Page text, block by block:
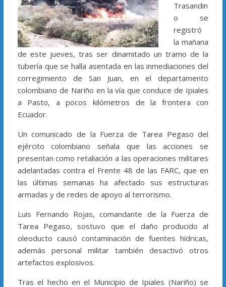
Trasandin
o se
registró
la mañana
de este jueves, tras ser dinamitado un tramo de la
tubería que se halla asentada en las inmediaciones del
corregimiento de San Juan, en el departamento
colombiano de Nariño en la vía que conduce de Ipiales
a Pasto, a pocos kilómetros de la frontera con
Ecuador.
Un comunicado de la Fuerza de Tarea Pegaso del
ejército colombiano señala que las acciones se
presentan como retaliación a las operaciones militares
adelantadas contra el Frente 48 de las FARC, que en
las últimas semanas ha afectado sus estructuras
armadas y de redes de apoyo al terrorismo.
Luis Fernando Rojas, comandante de la Fuerza de
Tarea Pegaso, sostuvo que el daño producido al
oleoducto causó contaminación de fuentes hídricas,
además personal militar también desactivó otros
artefactos explosivos.
Tras el hecho en el Municipio de Ipiales (Nariño) se